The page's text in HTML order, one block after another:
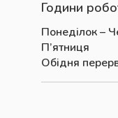
Години
Понеділок –
Обідня